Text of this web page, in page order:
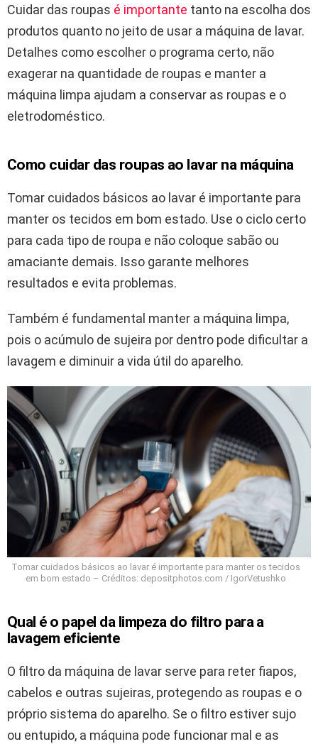
Cuidar das roupas é importante tanto na escolha dos
produtos quanto no jeito de usar a máquina de lavar.
Detalhes como escolher o programa certo, não
exagerar na quantidade de roupas e manter a
máquina limpa ajudam a conservar as roupas e o
eletrodoméstico.
Como cuidar das roupas ao lavar na máquina
Tomar cuidados básicos ao lavar é importante para
manter os tecidos em bom estado. Use o ciclo certo
para cada tipo de roupa e não coloque sabão ou
amaciante demais. Isso garante melhores
resultados e evita problemas.
Também é fundamental manter a máquina limpa,
pois o acúmulo de sujeira por dentro pode dificultar a
lavagem e diminuir a vida útil do aparelho.
Tomar cuidados básicos ao lavar é importante para manter os tecidos
em bom estado – Créditos: depositphotos.com / IgorVetushko
Qual é o papel da limpeza do filtro para a
lavagem eficiente
O filtro da máquina de lavar serve para reter fiapos,
cabelos e outras sujeiras, protegendo as roupas e o
próprio sistema do aparelho. Se o filtro estiver sujo
ou entupido, a máquina pode funcionar mal e as